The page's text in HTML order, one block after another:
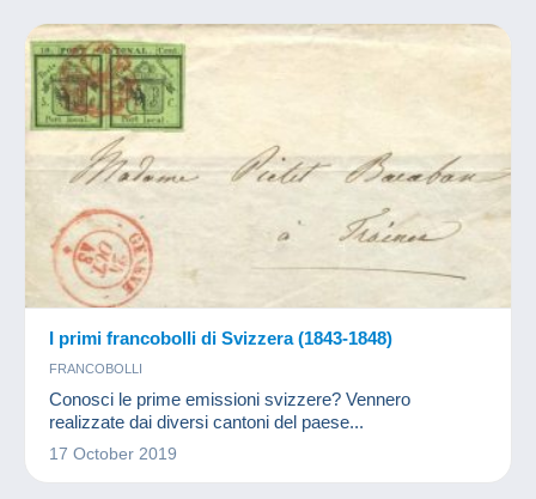
I primi francobolli di Svizzera (1843-1848)
FRANCOBOLLI
Conosci le prime emissioni svizzere? Vennero
realizzate dai diversi cantoni del paese...
17 October 2019